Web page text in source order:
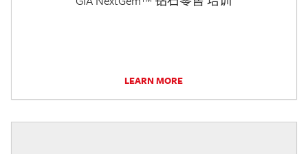
LEARN MORE